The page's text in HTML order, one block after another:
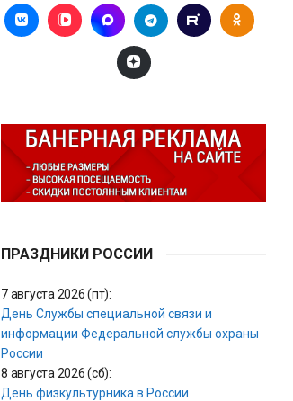
ПРАЗДНИКИ РОССИИ
7 августа 2026 (пт):
День Службы специальной связи и
информации Федеральной службы охраны
России
8 августа 2026 (сб):
День физкультурника в России